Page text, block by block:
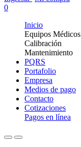
0
Inicio
Equipos Médicos
Calibración
Mantenimiento
PQRS
Portafolio
Empresa
Medios de pago
Contacto
Cotizaciones
Pagos en línea